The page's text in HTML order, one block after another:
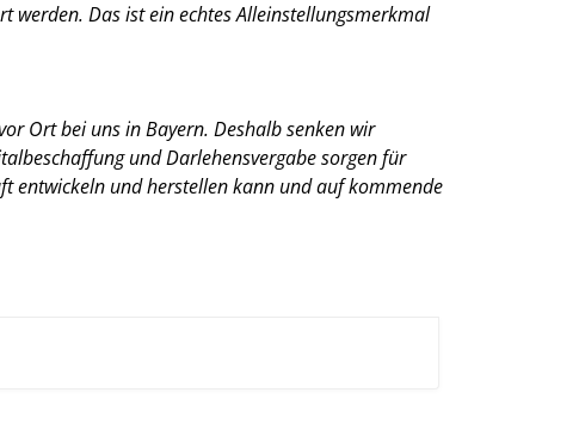
werden. Das ist ein echtes Alleinstellungsmerkmal
Ort bei uns in Bayern. Deshalb senken wir
und Darlehensvergabe sorgen für
entwickeln und herstellen kann und auf kommende